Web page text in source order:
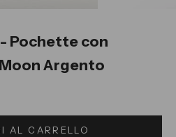
- Pochette con
Argento
AL CARRELLO